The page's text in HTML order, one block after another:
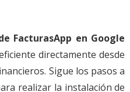
FacturasApp en Google
directamente desde
Sigue los pasos a
realizar la instalación de